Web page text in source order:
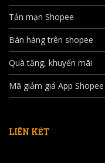
Tản mạn Shopee
Bán hàng trên shopee
Quà tặng, khuyến mãi
Mã giảm giá App Shopee
LIÊN KẾT